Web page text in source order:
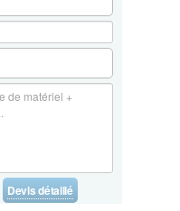
Devis détaillé